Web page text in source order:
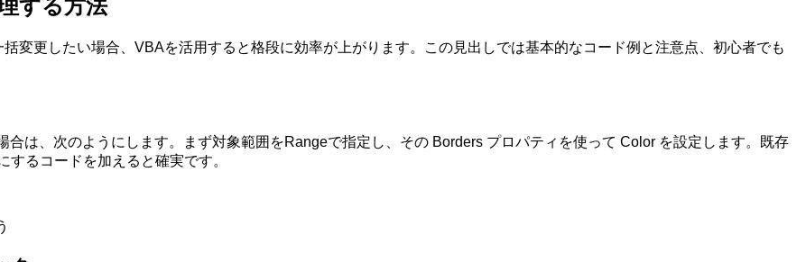
する方法
変更したい場合、VBAを活用すると格段に効率が上がります。この見出しでは基本的なコード例と注意点、初心者でも
は、次のようにします。まず対象範囲をRangeで指定し、その Borders プロパティを使って Color を設定します。既存
るコードを加えると確実です。